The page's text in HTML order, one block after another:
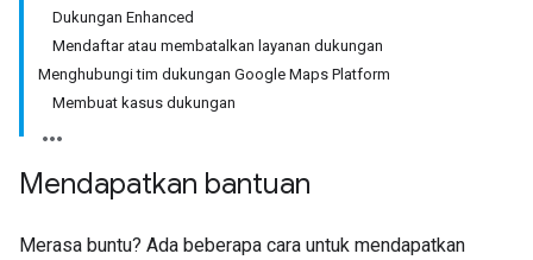
Dukungan Enhanced
Mendaftar atau membatalkan layanan dukungan
Menghubungi tim dukungan Google Maps Platform
Membuat kasus dukungan
Mendapatkan bantuan
Merasa buntu? Ada beberapa cara untuk mendapatkan